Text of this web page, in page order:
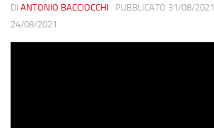
DI ANTONIO BACCIOCCHI · PUBBLICATO 31/08/2021
24/08/2021